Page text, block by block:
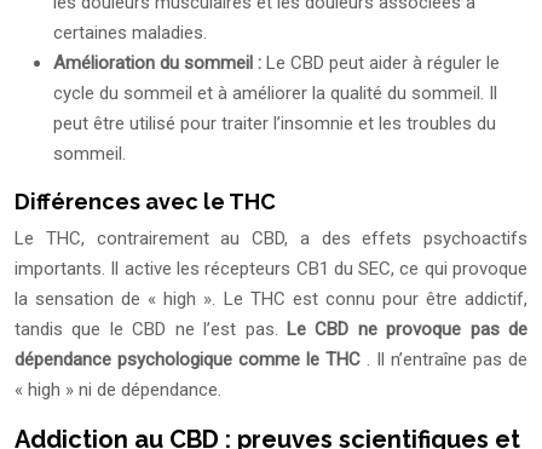
certaines maladies.
Amélioration du sommeil : Le CBD peut aider à réguler le
cycle du sommeil et à améliorer la qualité du sommeil. Il
peut être utilisé pour traiter l’insomnie et les troubles du
sommeil.
Différences avec le THC
Le THC, contrairement au CBD, a des effets psychoactifs
importants. Il active les récepteurs CB1 du SEC, ce qui provoque
la sensation de « high ». Le THC est connu pour être addictif,
tandis que le CBD ne l’est pas. Le CBD ne provoque pas de
dépendance psychologique comme le THC . Il n’entraîne pas de
« high » ni de dépendance.
Addiction au CBD : preuves scientifiques et